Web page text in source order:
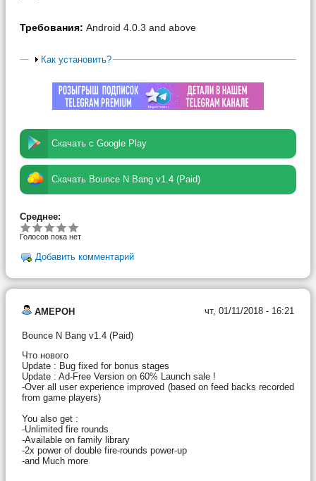
Требования: Android 4.0.3 and above
Как установить?
Скачать с Google Play
Скачать Bounce N Bang v1.4 (Paid)
Среднее:
Голосов пока нет
Добавить комментарий
AMEPOH чт, 01/11/2018 - 16:21
Bounce N Bang v1.4 (Paid)
Что нового
Update : Bug fixed for bonus stages
Update : Ad-Free Version on 60% Launch sale !
-Over all user experience improved (based on feed backs recorded
from game players)
You also get :
-Unlimited fire rounds
-Available on family library
-2x power of double fire-rounds power-up
-and Much more